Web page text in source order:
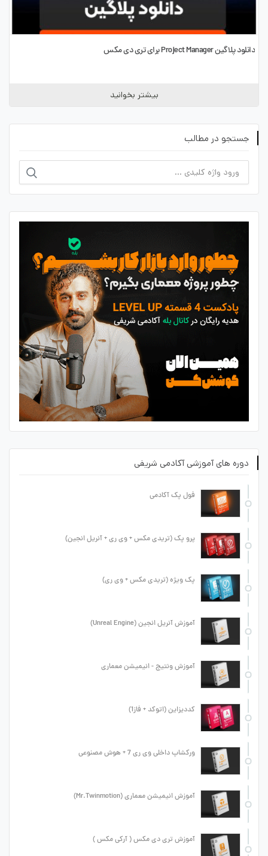
دانلود پلاگین Project Manager برای تری دی مکس
بیشتر بخوانید
جستجو در مطالب
دوره های آموزشی آکادمی شریفی
فول پک آکادمی
پرو پک (تریدی مکس + وی ری + آنریل انجین)
پک ویژه (تریدی مکس + وی ری)
آموزش آنریل انجین (Unreal Engine)
آموزش ونتیج - انیمیشن معماری
کددیزاین (اتوکد + فاز1)
ورکشاپ داخلی وی ری 7 + هوش مصنوعی
آموزش انیمیشن معماری (Mr.Twinmotion)
آموزش تری دی مکس ( آرکی مکس )